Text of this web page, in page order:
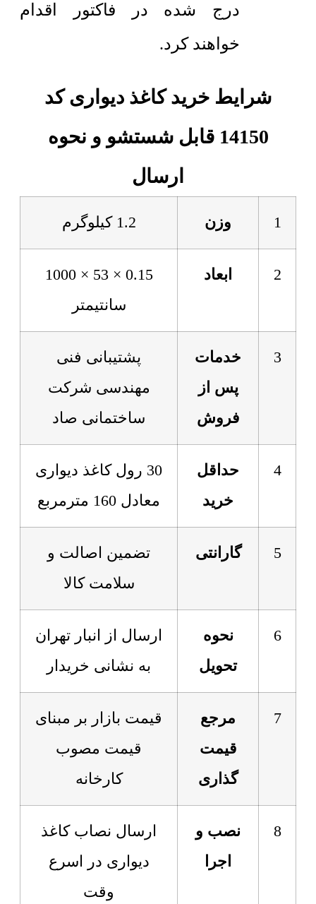
درج شده در فاکتور اقدام
خواهند کرد.
شرایط خرید کاغذ دیواری کد
14150 قابل شستشو و نحوه
ارسال
1 وزن 1.2 کیلوگرم
2 ابعاد
0.15 × 53 × 1000
سانتیمتر
3
خدمات
پس از
فروش
پشتیبانی فنی
مهندسی شرکت
ساختمانی صاد
4
حداقل
خرید
30 رول کاغذ دیواری
معادل 160 مترمربع
5 گارانتی
تضمین اصالت و
سلامت کالا
6
نحوه
تحویل
ارسال از انبار تهران
به نشانی خریدار
7
مرجع
قیمت
گذاری
قیمت بازار بر مبنای
قیمت مصوب
کارخانه
8
نصب و
اجرا
ارسال نصاب کاغذ
دیواری در اسرع
وقت